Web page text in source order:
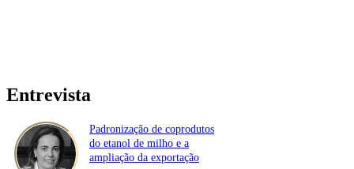
Entrevista
Padronização de coprodutos
do etanol de milho e a
ampliação da exportação